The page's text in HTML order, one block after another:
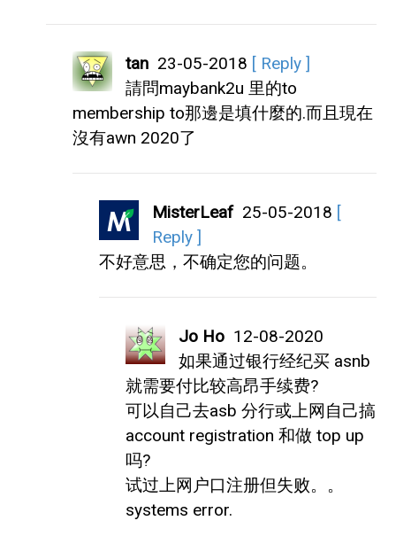
tan 23-05-2018
[ Reply ]
請問maybank2u 里的to
membership to那邊是填什麼的.而且現在
沒有awn 2020了
MisterLeaf 25-05-2018 [
Reply ]
不好意思，不确定您的问题。
Jo Ho 12-08-2020
如果通过银行经纪买 asnb
就需要付比较高昂手续费?
可以自己去asb 分行或上网自己搞
account registration 和做 top up
吗?
试过上网户口注册但失败。。
systems error.